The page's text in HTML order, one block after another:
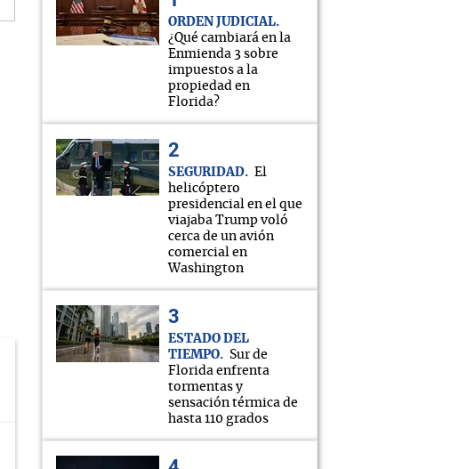
ORDEN JUDICIAL
¿Qué cambiará en la
Enmienda 3 sobre
impuestos a la
propiedad en
Florida?
SEGURIDAD
El
helicóptero
presidencial en el que
viajaba Trump voló
cerca de un avión
comercial en
Washington
ESTADO DEL
TIEMPO
Sur de
Florida enfrenta
tormentas y
sensación térmica de
hasta 110 grados